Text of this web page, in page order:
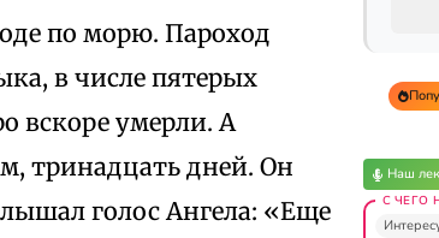
по морю. Пароход
в числе пятерых
вскоре умерли. А
тринадцать дней. Он
голос Ангела: «Еще
Наш
С ЧЕГО